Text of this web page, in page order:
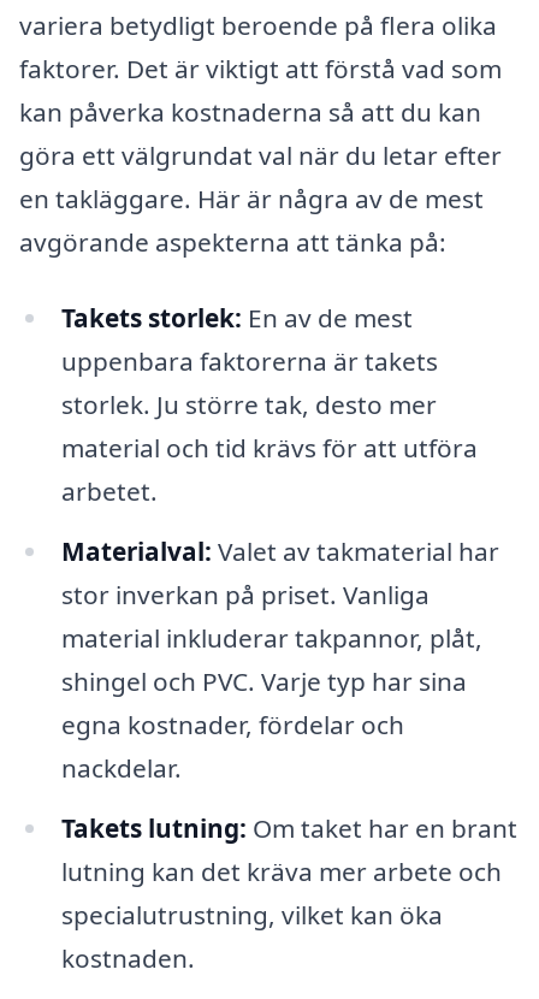
variera betydligt beroende på flera olika
faktorer. Det är viktigt att förstå vad som
kan påverka kostnaderna så att du kan
göra ett välgrundat val när du letar efter
en takläggare. Här är några av de mest
avgörande aspekterna att tänka på:
Takets storlek: En av de mest
uppenbara faktorerna är takets
storlek. Ju större tak, desto mer
material och tid krävs för att utföra
arbetet.
Materialval: Valet av takmaterial har
stor inverkan på priset. Vanliga
material inkluderar takpannor, plåt,
shingel och PVC. Varje typ har sina
egna kostnader, fördelar och
nackdelar.
Takets lutning: Om taket har en brant
lutning kan det kräva mer arbete och
specialutrustning, vilket kan öka
kostnaden.